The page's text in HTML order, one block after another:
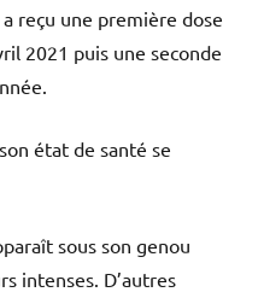
reçu une première dose
2021 puis une seconde
état de santé se
sous son genou
intenses. D’autres